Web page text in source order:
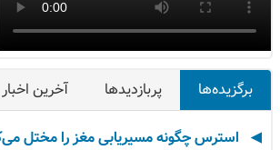
برگزیده‌ها پربازدیدها آخرین اخبار
استرس چگونه مسیریابی مغز را مختل